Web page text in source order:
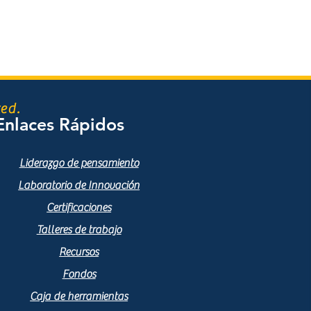
Rápidos
Liderazgo de pensamiento
Laboratorio de Innovación
Certificaciones
Talleres de trabajo
Recursos
Fondos
Caja de herramientas